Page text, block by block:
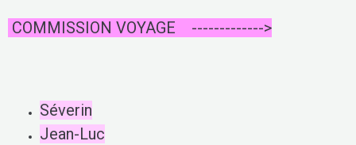
COMMISSION VOYAGE ------------->
Séverin
Jean-Luc